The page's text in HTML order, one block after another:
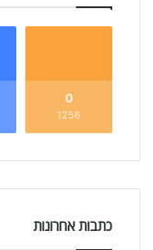
0
1256
כתבות אחרונות